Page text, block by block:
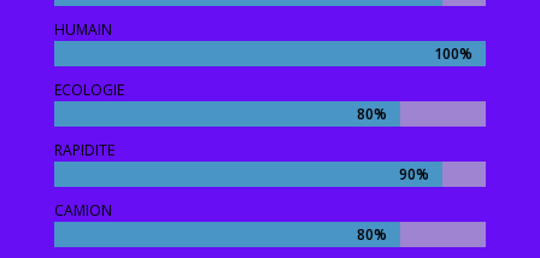
HUMAIN
100%
100%
ECOLOGIE
80%
80%
RAPIDITE
90%
90%
CAMION
80%
80%